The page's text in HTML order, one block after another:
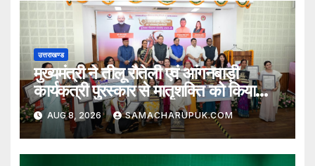
उत्तराखण्ड
मुख्यमंत्री ने तीलू रौतेली एवं आंगनबाड़ी
कार्यकत्री पुरस्कार से मातृशक्ति को किया
सम्मानित
AUG 8, 2026 SAMACHARUPUK.COM